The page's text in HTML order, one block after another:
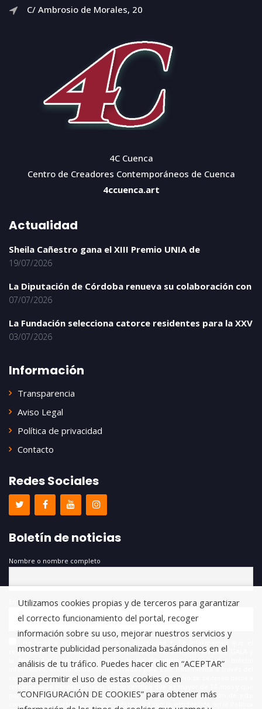
C/ Ambrosio de Morales, 20
4C Cuenca
Centro de Creadores Contemporáneos de Cuenca
4ccuenca.art
Actualidad
Sheila Cañestro gana el XIII Premio UNIA de
19/07/2026
La Diputación de Córdoba renueva su colaboración con
07/07/2026
La Fundación selecciona catorce residentes para la XXV
03/07/2026
Información
Transparencia
Aviso Legal
Política de privacidad
Contacto
Redes Sociales
Boletín de noticias
Nombre o nombre completo
Email
responsable del tratamiento de estos datos es FUNDACIÓN ANTONIO GALA y
la finalidad de este es la gestión de las suscripciones a nuestro boletín
informativo, encontrándonos legitimados para este tratamiento a través del
consentimiento que nos está otorgando en este acto. No se cederán datos a
terceros salvo obligación legal. Usted certifica que es mayor de 14 años y que
por lo tanto posee la capacidad legal necesaria para la prestación de este
Utilizamos cookies propias y de terceros para garantizar
el correcto funcionamiento del portal, recoger
información sobre su uso, mejorar nuestros servicios y
mostrarte publicidad personalizada basándonos en el
análisis de tu tráfico. Puedes hacer clic en “ACEPTAR”
para permitir el uso de estas cookies o en
“CONFIGURACIÓN DE COOKIES” para obtener más